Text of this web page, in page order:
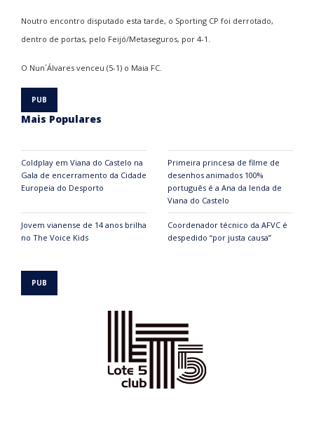
Noutro encontro disputado esta tarde, o Sporting CP foi derrotado,
dentro de portas, pelo Feijó/Metaseguros, por 4-1.
O Nun´Álvares venceu (5-1) o Maia FC.
Mais Populares
Coldplay em Viana do Castelo na
Gala de encerramento da Cidade
Europeia do Desporto
Primeira princesa de filme de
desenhos animados 100%
português é a Ana da lenda de
Viana do Castelo
Jovem vianense de 14 anos brilha
no The Voice Kids
Coordenador técnico da AFVC é
despedido “por justa causa”